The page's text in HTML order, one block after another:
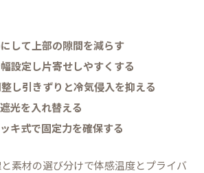
して上部の隙間を減らす
設定し片寄せしやすくする
し引きずりと冷気侵入を抑える
光を入れ替える
キ式で固定力を確保する
素材の選び分けで体感温度とプライバ